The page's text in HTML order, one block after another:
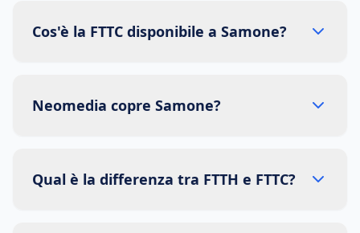
Cos'è la FTTC disponibile a Samone?
Neomedia copre Samone?
Qual è la differenza tra FTTH e FTTC?